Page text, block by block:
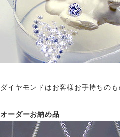
ダイヤモンドはお客様お手持ちのも
オーダーお納め品